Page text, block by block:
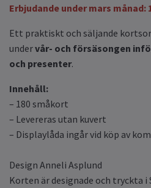
Erbjudande under mars månad:
Ett praktiskt och säljande
undervår- och försäsongen
och presenter.
Innehåll:
– 180 småkort
– Levereras utan kuvert
– Displaylåda ingår vid köp av
Design Anneli Asplund
Korten är designade och tryckta i